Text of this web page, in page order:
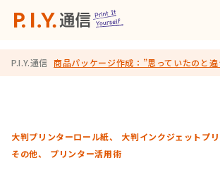
P.I.Y.通信 商品パッケージ作成：”思っていたのと
大判プリンターロール紙、
大判インクジェットプリ
その他、
プリンター活用術